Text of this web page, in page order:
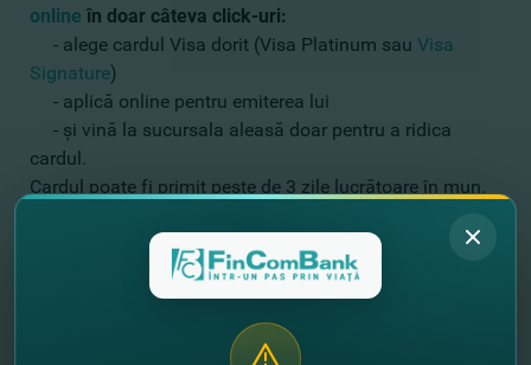
online în doar câteva click-uri:
- alege cardul Visa dorit (Visa Platinum sau Visa
Signature)
- aplică online pentru emiterea lui
- şi vină la sucursala aleasă doar pentru a ridica
cardul.
Cardul poate fi primit peste de 3 zile lucrătoare în mun.
Bucură-te de promoţii împreună cu FinComBank şi